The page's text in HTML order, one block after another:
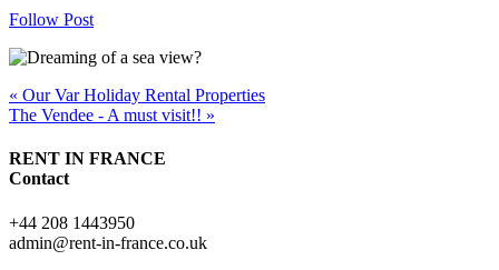
Follow Post
« Our Var Holiday Rental Properties
The Vendee - A must visit!! »
RENT IN FRANCE
Contact
+44 208 1443950
admin@rent-in-france.co.uk